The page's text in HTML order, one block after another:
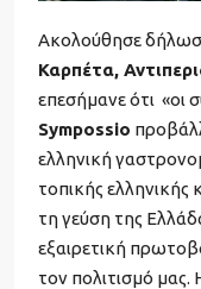
Ακολούθησε
Καρπέτα,
επεσήμανε ότι «oι
Sympossio
ελληνική
τοπικής ελληνικής
τη γεύση της
εξαιρετική
τον πολιτισμό μας.